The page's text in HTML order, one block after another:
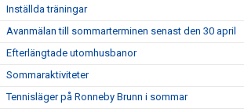
Inställda träningar
Avanmälan till sommarterminen senast den 30 april
Efterlängtade utomhusbanor
Sommaraktiviteter
Tennisläger på Ronneby Brunn i sommar